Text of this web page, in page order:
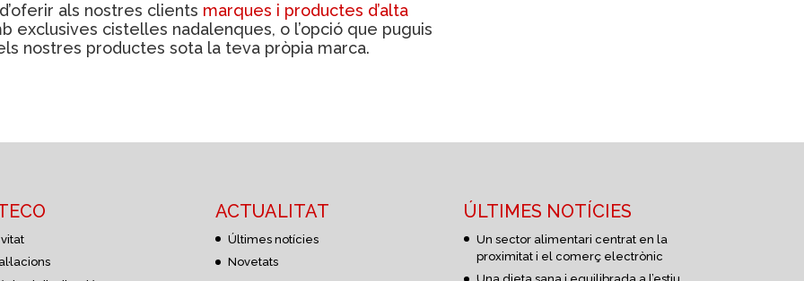
als nostres clients marques i productes d’alta
exclusives cistelles nadalenques, o l’opció que puguis
nostres productes sota la teva pròpia marca.
ACTUALITAT
Últimes notícies
Novetats
ÚLTIMES NOTÍCIES
Un sector alimentari centrat en la
proximitat i el comerç electrònic